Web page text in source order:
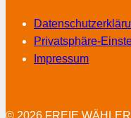
Privatsphäre-
Impressum
© 2026 FREIE